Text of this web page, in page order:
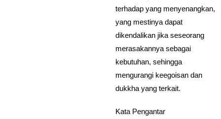
terhadap yang menyenangkan,
yang mestinya dapat
dikendalikan jika seseorang
merasakannya sebagai
kebutuhan, sehingga
mengurangi keegoisan dan
dukkha yang terkait.
Kata Pengantar